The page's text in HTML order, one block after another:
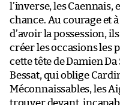
l’inverse, les
chance. Au courage et
d’avoir la possession,
créer les occasions les
cette tête de Damien
Bessat, qui oblige
Méconnaissables, les
trouver devant,